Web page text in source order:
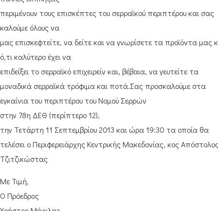
περιμένουν τους επισκέπτες του σερραϊκού περιπτέρου και σας
καλούμε όλους να
μας επισκεφτείτε, να δείτε και να γνωρίσετε τα προϊόντα μας
ό,τι καλύτερο έχει να
επιδείξει το σερραϊκό επιχειρείν και, βέβαια, να γευτείτε τα
μοναδικά σερραϊκά τρόφιμα και ποτά.Σας προσκαλούμε στα
εγκαίνια του περιπτέρου του Νομού Σερρών
στην 78η ΔΕΘ (περίπτερο 12),
την Τετάρτη 11 Σεπτεμβρίου 2013 και ώρα 19:30 τα οποία θα
τελέσει ο Περιφερειάρχης Κεντρικής Μακεδονίας, κος
Τζιτζικώστας
Με Τιμή,
Ο Πρόεδρος